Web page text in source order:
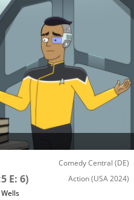
Comedy Central (DE)
E: 6) Action(USA 2024)